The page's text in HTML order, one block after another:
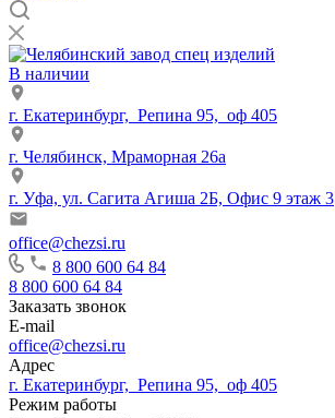
В наличии
г. Екатеринбург, Репина 95, оф 405
г. Челябинск, Мраморная 26а
г. Уфа, ул. Сагита Агиша 2Б, Офис 9 этаж 3
office@chezsi.ru
8 800 600 64 84
8 800 600 64 84
Заказать звонок
E-mail
office@chezsi.ru
Адрес
г. Екатеринбург, Репина 95, оф 405
Режим работы